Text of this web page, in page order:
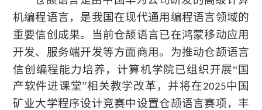
机编程语言，是我国在现代通用编程语言领域的
重要信创成果。当前仓颉语言已在鸿蒙移动应用
开发、服务端开发等方面商用。为推动仓颉语言
信创编程能力培养，计算机学院已组织开展“国
产软件进课堂”相关教学改革，并将在2025中国
矿业大学程序设计竞赛中设置仓颉语言赛项，丰